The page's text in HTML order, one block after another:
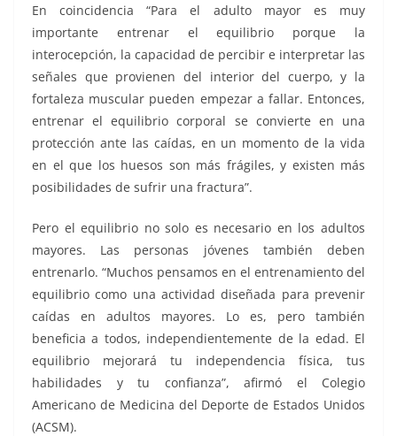
En coincidencia “Para el adulto mayor es muy
importante entrenar el equilibrio porque la
interocepción, la capacidad de percibir e interpretar las
señales que provienen del interior del cuerpo, y la
fortaleza muscular pueden empezar a fallar. Entonces,
entrenar el equilibrio corporal se convierte en una
protección ante las caídas, en un momento de la vida
en el que los huesos son más frágiles, y existen más
posibilidades de sufrir una fractura”.
Pero el equilibrio no solo es necesario en los adultos
mayores. Las personas jóvenes también deben
entrenarlo. “Muchos pensamos en el entrenamiento del
equilibrio como una actividad diseñada para prevenir
caídas en adultos mayores. Lo es, pero también
beneficia a todos, independientemente de la edad. El
equilibrio mejorará tu independencia física, tus
habilidades y tu confianza”, afirmó el Colegio
Americano de Medicina del Deporte de Estados Unidos
(ACSM).